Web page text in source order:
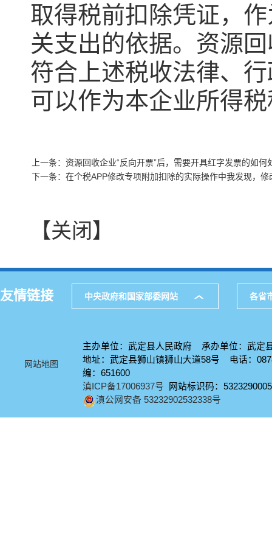
取得税前扣除凭证，
关支出的依据。资源
符合上述税收法律、
可以作为本企业所得
上一条：资源回收企业“反向开票”后，需要开具红字发票的如何
下一条：在个税APP修改专项附加扣除的实际操作中我发现，
【关闭】
友情链接 中央政府和国家部委网站 各省
网站地图
主办单位：武定县人民政府 承办单位：武定
地址：武定县狮山镇狮山大道58号 电话：
编：651600
滇ICP备17006937号 网站标识码：5323290005
滇公网安备 53232902532338号